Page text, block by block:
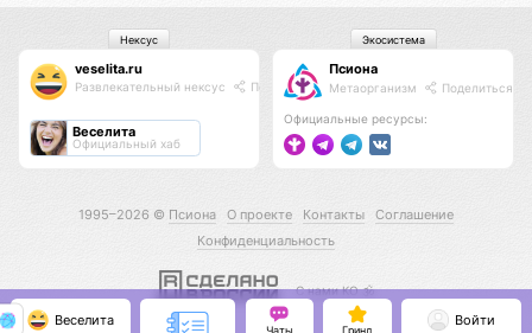
veselita.ru
Развлекательный нексус Поделиться
Веселита
Официальный хаб
Нексус
Псиона
Метаорганизм Поделиться
Официальные ресурсы:
Экосистема
1995–2026 © Псиона О проекте Контакты
Соглашение
Конфиденциальность
С нами КО 🕉️
Веселита
Чаты Гринд
Войти